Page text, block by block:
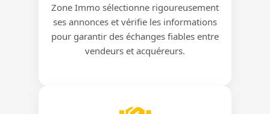
Zone Immo sélectionne rigoureusement
ses annonces et vérifie les informations
pour garantir des échanges fiables entre
vendeurs et acquéreurs.